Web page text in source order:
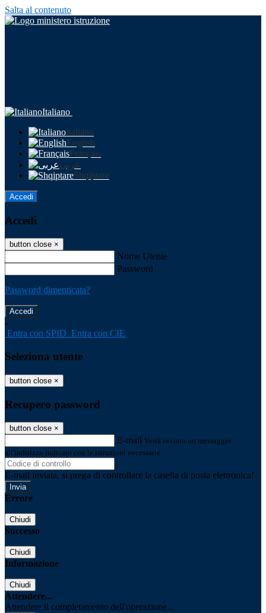
Salta al contenuto
Italiano
Italiano
English
Français
عربى
Shqiptare
Accedi
Accedi
button close ×
Nome Utente
Password
Password dimenticata?
-
Entra con SPID Entra con CIE
Seleziona utente
button close ×
Recupero password
button close ×
E-mail Verrà inviato un messaggio
all'indirizzo indicato con le istruzioni necessarie.
E-mail inviata, si prega di controllare la casella di posta elettronica!
Errore
Chiudi
Successo
Chiudi
Informazione
Chiudi
Attendere...
Attendere il completamento dell'operazione...